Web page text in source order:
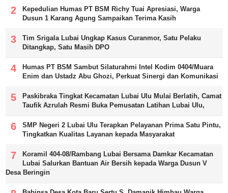
Kepedulian Humas PT BSM Richy Tuai Apresiasi, Warga
Dusun 1 Karang Agung Sampaikan Terima Kasih
Tim Srigala Lubai Ungkap Kasus Curanmor, Satu Pelaku
Ditangkap, Satu Masih DPO
Humas PT BSM Sambut Silaturahmi Intel Kodim 0404/Muara
Enim dan Ustadz Abu Ghozi, Perkuat Sinergi dan Komunikasi
Paskibraka Tingkat Kecamatan Lubai Ulu Mulai Berlatih, Camat
Taufik Azrulah Resmi Buka Pemusatan Latihan Lubai Ulu,
SMP Negeri 2 Lubai Ulu Terapkan Pelayanan Prima Satu Pintu,
Tingkatkan Kualitas Layanan kepada Masyarakat
Koramil 404-08/Rambang Lubai Bersama Damkar Kecamatan
Lubai Salurkan Bantuan Air Bersih kepada Warga Dusun V
Desa Beringin